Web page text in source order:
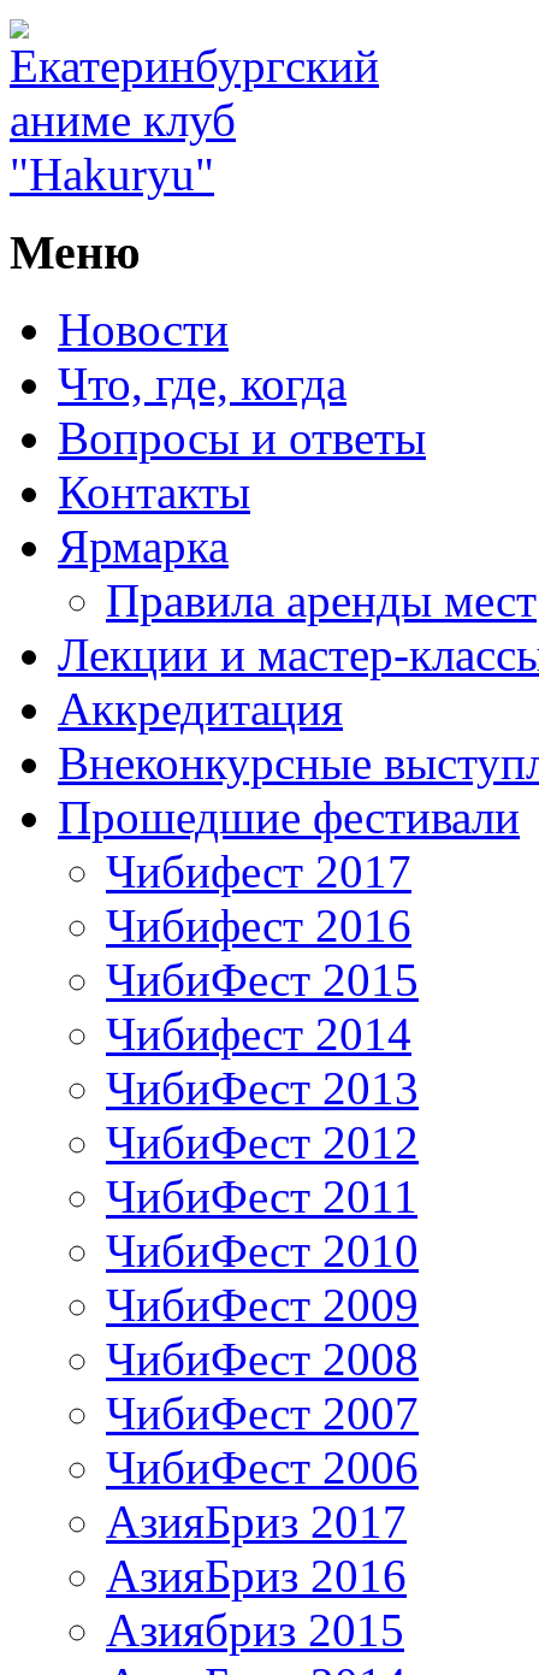
Меню
Новости
Что, где, когда
Вопросы и ответы
Контакты
Ярмарка
Правила аренды мест
Лекции и мастер-
Аккредитация
Внеконкурсные
Прошедшие фестивали
Чибифест 2017
Чибифест 2016
ЧибиФест 2015
Чибифест 2014
ЧибиФест 2013
ЧибиФест 2012
ЧибиФест 2011
ЧибиФест 2010
ЧибиФест 2009
ЧибиФест 2008
ЧибиФест 2007
ЧибиФест 2006
АзияБриз 2017
АзияБриз 2016
Азиябриз 2015